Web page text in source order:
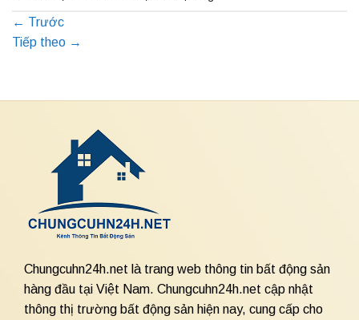
← Trước
Tiếp theo →
Chungcuhn24h.net là trang web thông tin bất động sản
hàng đầu tại Việt Nam. Chungcuhn24h.net cập nhật
thông thị trường bất động sản hiện nay, cung cấp cho